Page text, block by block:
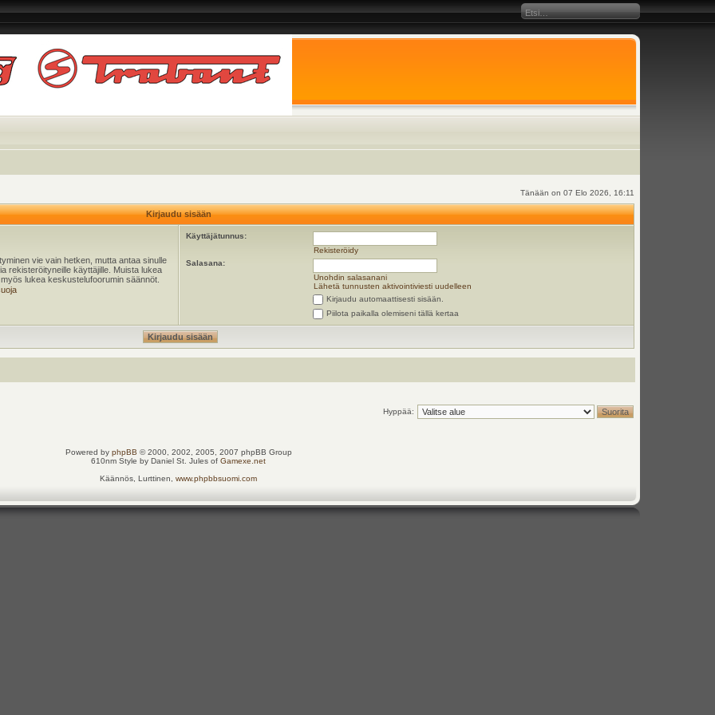
Tänään on 07 Elo 2026, 16:11
Kirjaudu sisään
vie vain hetken, mutta antaa sinulle
rekisteröityneille käyttäjille. Muista lukea
lukea keskustelufoorumin säännöt.
Käyttäjätunnus:
Rekisteröidy
Salasana:
Unohdin salasanani
Lähetä tunnusten aktivointiviesti uudelleen
Kirjaudu automaattisesti sisään.
Piilota paikalla olemiseni tällä kertaa
Hyppää:
Powered by phpBB © 2000, 2002, 2005, 2007 phpBB Group
610nm Style by Daniel St. Jules ofGamexe.net
Käännös, Lurttinen,www.phpbbsuomi.com